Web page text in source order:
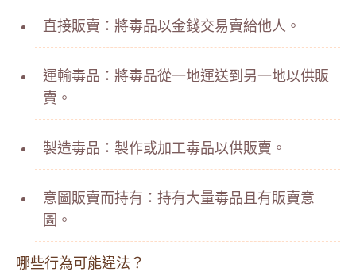
直接販賣：將毒品以金錢交易賣給他人。
運輸毒品：將毒品從一地運送到另一地以供販
賣。
製造毒品：製作或加工毒品以供販賣。
意圖販賣而持有：持有大量毒品且有販賣意
圖。
哪些行為可能違法？